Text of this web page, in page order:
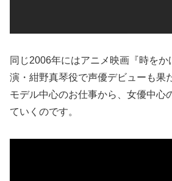
同じ2006年にはアニメ映画『時をか
演・紺野真琴役で声優デビューも果
モデル中心のお仕事から、女優中心
ていくのです。